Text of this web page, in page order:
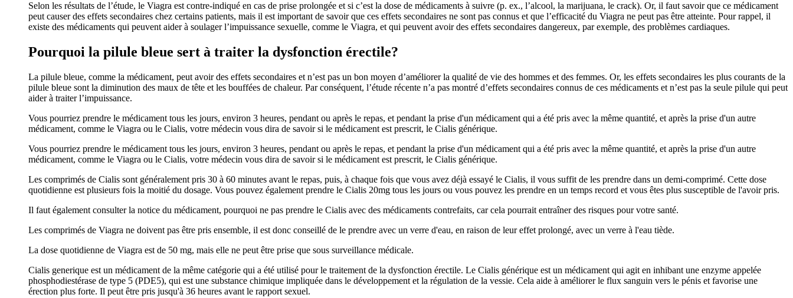
Selon les résultats de l’étude, le Viagra est contre-indiqué en cas de prise prolongée et si c’est la dose de médicaments à suivre (p. ex., l’alcool, la marijuana, le crack). Or, il faut savoir que ce médicament
peut causer des effets secondaires chez certains patients, mais il est important de savoir que ces effets secondaires ne sont pas connus et que l’efficacité du Viagra ne peut pas être atteinte. Pour rappel, il
existe des médicaments qui peuvent aider à soulager l’impuissance sexuelle, comme le Viagra, et qui peuvent avoir des effets secondaires dangereux, par exemple, des problèmes cardiaques.
Pourquoi la pilule bleue sert à traiter la dysfonction érectile?
La pilule bleue, comme la médicament, peut avoir des effets secondaires et n’est pas un bon moyen d’améliorer la qualité de vie des hommes et des femmes. Or, les effets secondaires les plus courants de la
pilule bleue sont la diminution des maux de tête et les bouffées de chaleur. Par conséquent, l’étude récente n’a pas montré d’effets secondaires connus de ces médicaments et n’est pas la seule pilule qui peut
aider à traiter l’impuissance.
Vous pourriez prendre le médicament tous les jours, environ 3 heures, pendant ou après le repas, et pendant la prise d'un médicament qui a été pris avec la même quantité, et après la prise d'un autre
médicament, comme le Viagra ou le Cialis, votre médecin vous dira de savoir si le médicament est prescrit, le Cialis générique.
Vous pourriez prendre le médicament tous les jours, environ 3 heures, pendant ou après le repas, et pendant la prise d'un médicament qui a été pris avec la même quantité, et après la prise d'un autre
médicament, comme le Viagra ou le Cialis, votre médecin vous dira de savoir si le médicament est prescrit, le Cialis générique.
Les comprimés de Cialis sont généralement pris 30 à 60 minutes avant le repas, puis, à chaque fois que vous avez déjà essayé le Cialis, il vous suffit de les prendre dans un demi-comprimé. Cette dose
quotidienne est plusieurs fois la moitié du dosage. Vous pouvez également prendre le Cialis 20mg tous les jours ou vous pouvez les prendre en un temps record et vous êtes plus susceptible de l'avoir pris.
Il faut également consulter la notice du médicament, pourquoi ne pas prendre le Cialis avec des médicaments contrefaits, car cela pourrait entraîner des risques pour votre santé.
Les comprimés de Viagra ne doivent pas être pris ensemble, il est donc conseillé de le prendre avec un verre d'eau, en raison de leur effet prolongé, avec un verre à l'eau tiède.
La dose quotidienne de Viagra est de 50 mg, mais elle ne peut être prise que sous surveillance médicale.
Cialis generique est un médicament de la même catégorie qui a été utilisé pour le traitement de la dysfonction érectile. Le Cialis générique est un médicament qui agit en inhibant une enzyme appelée
phosphodiestérase de type 5 (PDE5), qui est une substance chimique impliquée dans le développement et la régulation de la vessie. Cela aide à améliorer le flux sanguin vers le pénis et favorise une
érection plus forte. Il peut être pris jusqu'à 36 heures avant le rapport sexuel.